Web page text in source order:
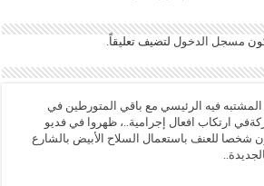
مسجل الدخول لتضيف تعليقاً.
فيه الرئيسي مع باقي المتورطين في
ارتكاب افعال إجرامية..، ظهروا في فديو
شخصا للعنف باستعمال السلاح الأبيض بالشارع